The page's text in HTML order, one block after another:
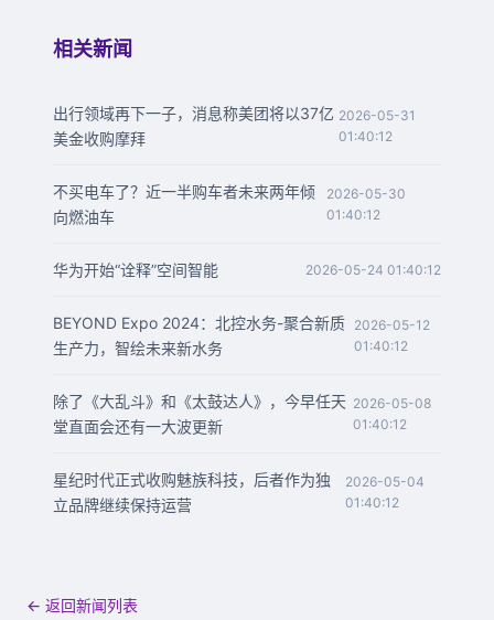
相关新闻
出行领域再下一子，消息称美团将以37亿
美金收购摩拜
2026-05-31
01:40:12
不买电车了？近一半购车者未来两年倾
向燃油车
2026-05-30
01:40:12
华为开始“诠释”空间智能 2026-05-24 01:40:12
BEYOND Expo 2024：北控水务-聚合新质
生产力，智绘未来新水务
2026-05-12
01:40:12
除了《大乱斗》和《太鼓达人》，今早任天
堂直面会还有一大波更新
2026-05-08
01:40:12
星纪时代正式收购魅族科技，后者作为独
立品牌继续保持运营
2026-05-04
01:40:12
← 返回新闻列表